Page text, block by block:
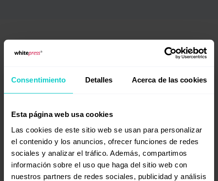
Consentimiento Detalles Acerca de las cookies
Esta página web usa cookies
Las cookies de este sitio web se usan para personalizar
el contenido y los anuncios, ofrecer funciones de redes
sociales y analizar el tráfico. Además, compartimos
información sobre el uso que haga del sitio web con
nuestros partners de redes sociales, publicidad y análisis